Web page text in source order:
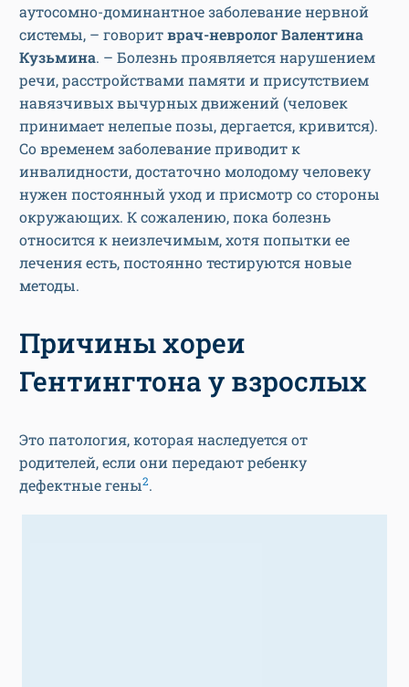
аутосомно-доминантное заболевание нервной
системы, – говоритврач-невролог Валентина
Кузьмина. – Болезнь проявляется нарушением
речи, расстройствами памяти и присутствием
навязчивых вычурных движений (человек
принимает нелепые позы, дергается, кривится).
Со временем заболевание приводит к
инвалидности, достаточно молодому человеку
нужен постоянный уход и присмотр со стороны
окружающих. К сожалению, пока болезнь
относится к неизлечимым, хотя попытки ее
лечения есть, постоянно тестируются новые
методы.
Причины хореи
Гентингтона у взрослых
Это патология, которая наследуется от
родителей, если они передают ребенку
дефектные гены2.